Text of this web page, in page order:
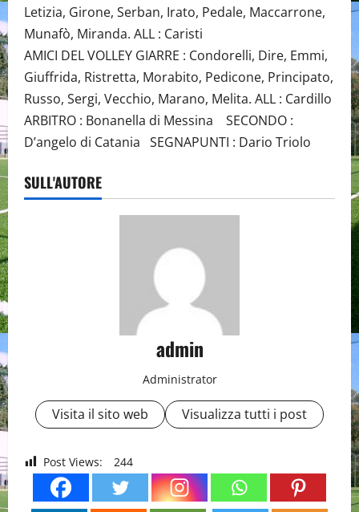
Letizia, Girone, Serban, Irato, Pedale, Maccarrone,
Munafò, Miranda. ALL : Caristi
AMICI DEL VOLLEY GIARRE : Condorelli, Dire, Emmi,
Giuffrida, Ristretta, Morabito, Pedicone, Principato,
Russo, Sergi, Vecchio, Marano, Melita. ALL : Cardillo
ARBITRO : Bonanella di Messina SECONDO :
D’angelo di Catania SEGNAPUNTI : Dario Triolo
SULL'AUTORE
admin
Administrator
Visita il sito web Visualizza tutti i post
Post Views: 244